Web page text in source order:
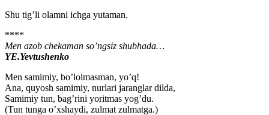
Shu tig’li olamni ichga yutaman.
****
Men azob chekaman so’ngsiz shubhada…
YE.Yevtushenko
Men samimiy, bo’lolmasman, yo’q!
Ana, quyosh samimiy, nurlari jaranglar dilda,
Samimiy tun, bag’rini yoritmas yog’du.
(Tun tunga o’xshaydi, zulmat zulmatga.)